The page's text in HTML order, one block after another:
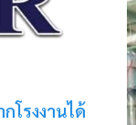
โรงงานได้